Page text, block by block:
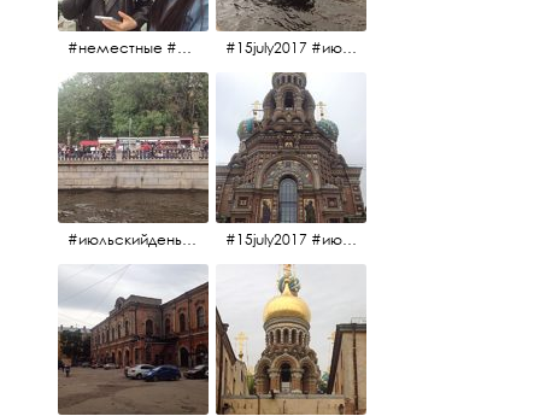
#неместные #июльскийдень2017 #15july2017 #июльскийдень2017 #катерок #bonfire
#июльскийдень2017 #15july2017 #15july2017 #июльскийдень2017 #спаснакрови